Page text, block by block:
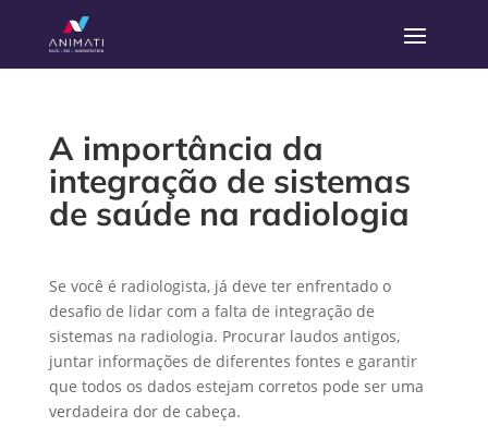
A importância da
integração de sistemas
de saúde na radiologia
Se você é radiologista, já deve ter enfrentado o
desafio de lidar com a falta de integração de
sistemas na radiologia. Procurar laudos antigos,
juntar informações de diferentes fontes e garantir
que todos os dados estejam corretos pode ser uma
verdadeira dor de cabeça.